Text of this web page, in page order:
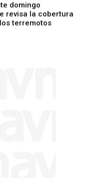
domingo
revisa la cobertura
terremotos